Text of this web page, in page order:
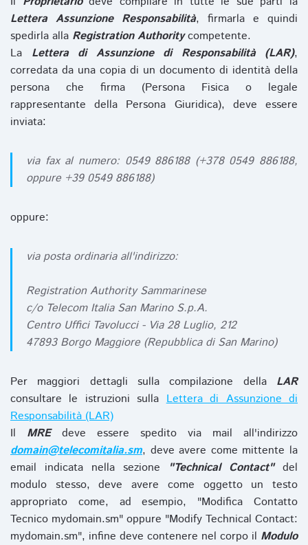
Lettera Assunzione Responsabilità, firmarla e quindi
spedirla alla Registration Authoritycompetente.
La Lettera di Assunzione di Responsabilità (LAR),
corredata da una copia di un documento di identità della
persona che firma (Persona Fisica o legale
rappresentante della Persona Giuridica), deve essere
inviata:
via fax al numero: 0549 886188 (+378 0549 886188,
oppure +39 0549 886188)
oppure:
via posta ordinaria all'indirizzo:
Registration Authority Sammarinese
c/o Telecom Italia San Marino S.p.A.
Centro Uffici Tavolucci - Via 28 Luglio, 212
47893 Borgo Maggiore (Repubblica di San Marino)
Per maggiori dettagli sulla compilazione della LAR
consultare le istruzioni sullaLettera di Assunzione di
Responsabilità (LAR)
Il MREdeve essere spedito via mail all'indirizzo
domain@telecomitalia.sm, deve avere come mittente la
email indicata nella sezione
"Technical Contact"del
modulo stesso, deve avere come oggetto un testo
appropriato come, ad esempio, "Modifica Contatto
Tecnico mydomain.sm" oppure "Modify Technical Contact:
mydomain.sm", infine deve contenere nel corpo il Modulo